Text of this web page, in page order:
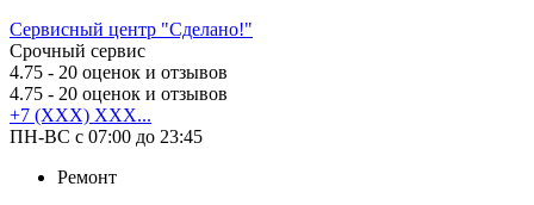
Сервисный центр "Сделано!"
Срочный сервис
4.75 - 20 оценок и отзывов
4.75 - 20 оценок и отзывов
+7 (XXX) XXX...
ПН-ВС с 07:00 до 23:45
Ремонт